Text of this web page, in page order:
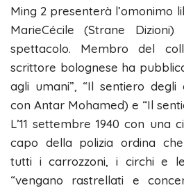
Ming 2 presenterà l’omonimo
MarieCécile (Strane
spettacolo. Membro del
scrittore bolognese ha
agli umani”, “Il sentiero degli
con Antar Mohamed) e “Il
L’11 settembre 1940 con una
capo della polizia ordina
tutti i carrozzoni, i circhi e
“vengano rastrellati e